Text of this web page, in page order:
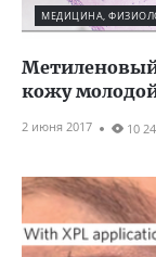
МЕДИЦИНА,
Метиленовый
кожу
2 июня 2017 10